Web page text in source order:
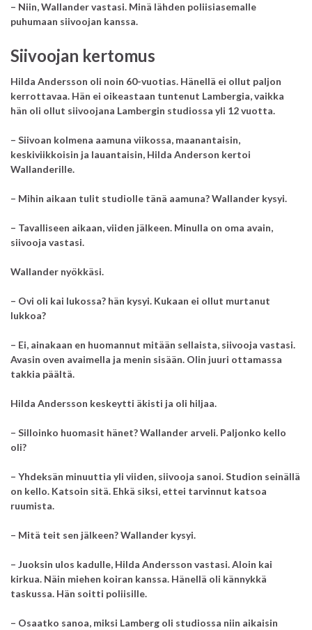
– Niin, Wallander vastasi. Minä lähden poliisiasemalle
puhumaan siivoojan kanssa.
Siivoojan kertomus
Hilda Andersson oli noin 60-vuotias. Hänellä ei ollut paljon
kerrottavaa. Hän ei oikeastaan tuntenut Lambergia, vaikka
hän oli ollut siivoojana Lambergin studiossa yli 12 vuotta.
– Siivoan kolmena aamuna viikossa, maanantaisin,
keskiviikkoisin ja lauantaisin, Hilda Anderson kertoi
Wallanderille.
– Mihin aikaan tulit studiolle tänä aamuna? Wallander kysyi.
– Tavalliseen aikaan, viiden jälkeen. Minulla on oma avain,
siivooja vastasi.
Wallander nyökkäsi.
– Ovi oli kai lukossa? hän kysyi. Kukaan ei ollut murtanut
lukkoa?
– Ei, ainakaan en huomannut mitään sellaista, siivooja vastasi.
Avasin oven avaimella ja menin sisään. Olin juuri ottamassa
takkia päältä.
Hilda Andersson keskeytti äkisti ja oli hiljaa.
– Silloinko huomasit hänet? Wallander arveli. Paljonko kello
oli?
– Yhdeksän minuuttia yli viiden, siivooja sanoi. Studion seinällä
on kello. Katsoin sitä. Ehkä siksi, ettei tarvinnut katsoa
ruumista.
– Mitä teit sen jälkeen? Wallander kysyi.
– Juoksin ulos kadulle, Hilda Andersson vastasi. Aloin kai
kirkua. Näin miehen koiran kanssa. Hänellä oli kännykkä
taskussa. Hän soitti poliisille.
– Osaatko sanoa, miksi Lamberg oli studiossa niin aikaisin